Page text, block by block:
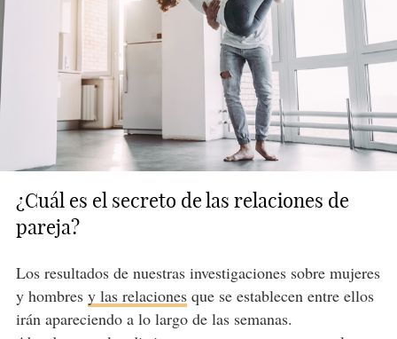
¿Cuál es el secreto de las relaciones de
pareja?
Los resultados de nuestras investigaciones sobre mujeres
y hombres y las relacionesque se establecen entre ellos
irán apareciendo a lo largo de las semanas.